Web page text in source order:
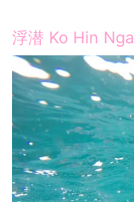
浮潜 Ko Hin